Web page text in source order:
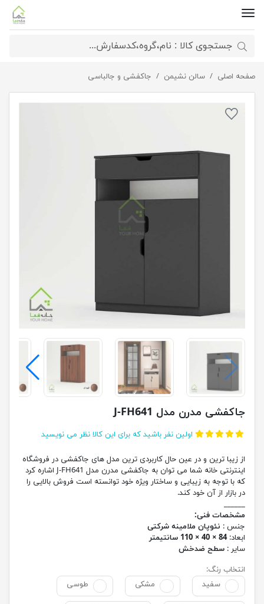
صفحه اصلی سالن نشیمن جاکفشی و جالباسی جاکفشی مدرن مدل J-FH641
جاکفشی مدرن مدل J-FH641
اولین نفر باشید که برای این کالا نظر می نویسید
از زیبا ترین و در عین حال کاربردی ترین مدل های جاکفشی در فروشگاه
اینترنتی خانه شما می توان به جاکفشی مدرن مدل J-FH641 اشاره کرد
که با توجه به زیبایی و ساختار ویژه خود توانسته است فروش بالایی را
در بازار از آن خود کند.
______
مشخصات فنی:
جنس : نئوپان ملامینه شرکتی
ابعاد:84 × 40 × 110 سانتیمتر
سایر : سطح ضدخش
انتخاب رنگ:
سفید
مشکی طوسی